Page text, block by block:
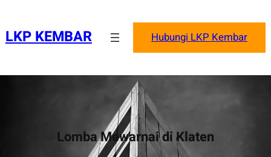
content
LKP KEMBAR Hubungi LKP Kembar
Lomba Mewarnai di Klaten